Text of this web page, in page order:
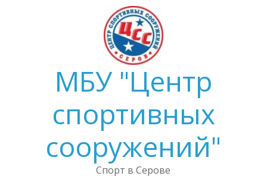
МБУ "Центр
спортивных
сооружений"
Спорт в Серове